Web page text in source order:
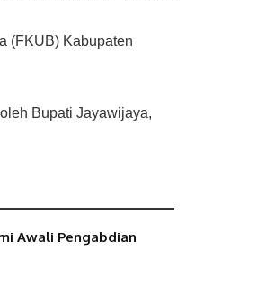
(FKUB) Kabupaten
Bupati Jayawijaya,
Awali Pengabdian